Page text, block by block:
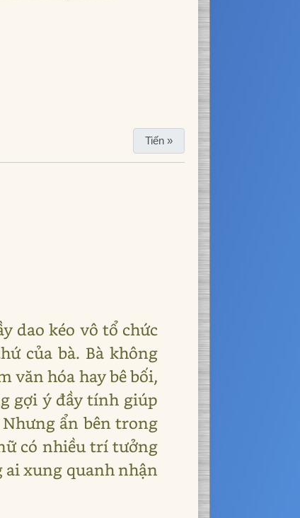
Tiến »
dao kéo vô tổ chức
của bà. Bà không
văn hóa hay bê bối,
gợi ý đầy tính giúp
ẩn bên trong
có nhiều trí tưởng
xung quanh nhận